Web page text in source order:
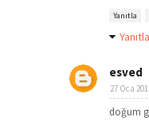
Yanıtla
esved
27 Oca
doğum